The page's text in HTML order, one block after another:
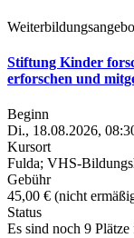
Stiftung Kinder
erforschen und
Beginn
Di., 18.08.2026,
Kursort
Fulda; VHS-
Gebühr
45,00 € (nicht
Status
Es sind noch 9 Plätze